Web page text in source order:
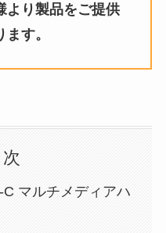
り製品をご提供
す。
次
マルチメディアハ